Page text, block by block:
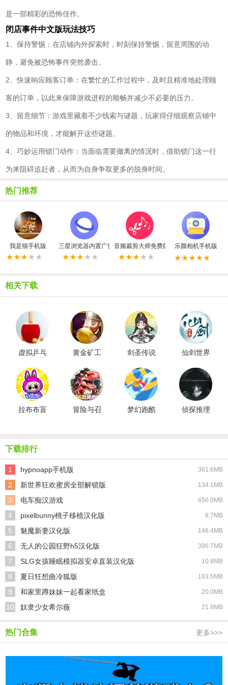
是一部精彩的恐怖佳作。
闭店事件中文版玩法技巧
1、保持警惕：在店铺内外探索时，时刻保持警惕，留意周围的动
静，避免被恐怖事件突然袭击。
2、快速响应顾客订单：在繁忙的工作过程中，及时且精准地处理顾
客的订单，以此来保障游戏进程的顺畅并减少不必要的压力。
3、留意细节：游戏里藏着不少线索与谜题，玩家得仔细观察店铺中
的物品和环境，才能解开这些谜题。
4、巧妙运用锁门动作：当面临需要撤离的情况时，借助锁门这一行
为来阻碍追赶者，从而为自身争取更多的脱身时间。
热门推荐
我是猫手机版 三星浏览器内置广告拦截器最新版
音频裁剪大师免费版 乐颜相机手机版
相关下载
虚拟乒乓
黄金矿工
剑圣传说 仙剑世界
拉布布盲
冒险与召
梦幻跑酷
侦探推理
下载排行
1 hypnoapp手机版 361.6MB
2 新世界狂欢蜜房全部解锁版 134.1MB
3 电车痴汉游戏 650.0MB
4 pixelbunny桃子移植汉化版 8.7MB
5 魅魔新妻汉化版 146.4MB
6 无人的公园狂野h5汉化版 396.7MB
7 SLG女孩睡眠模拟器安卓直装汉化版 10.8MB
8 夏日狂想曲冷狐版 183.6MB
9 和家里蹲妹妹一起看家纸盒 20.0MB
10 奴隶少女希尔薇 21.8MB
热门合集 更多>>>